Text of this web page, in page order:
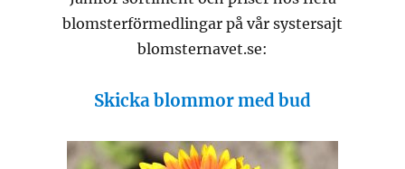
blomsterförmedlingar på vår systersajt
blomsternavet.se:
Skicka blommor med bud